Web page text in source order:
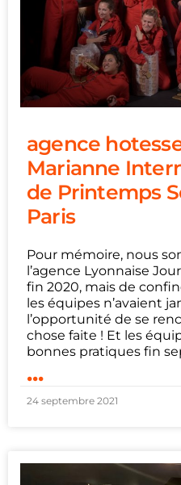
agence
Marianne
de Printemps
Paris
Pour mémoire, nous
l’agence Lyonnaise
fin 2020, mais de
les équipes n’avaient
l’opportunité de se
chose faite ! Et les
bonnes pratiques fin
...
24 septembre 2021